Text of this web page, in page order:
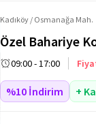
Kadıköy / Osmanağa Mah.
Özel Bahariye
09:00 - 17:00
%10 İndirim +